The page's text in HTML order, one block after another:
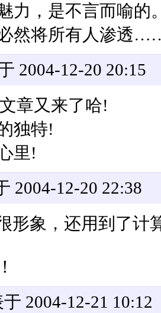
力，是不言而喻的
然将所有人渗透
2004-12-20 20:15
章又来了哈!
独特!
里!
2004-12-20 22:38
形象，还用到了计
2004-12-21 10:12